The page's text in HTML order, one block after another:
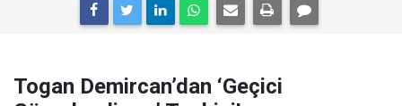
Togan Demircan’dan ‘Geçici